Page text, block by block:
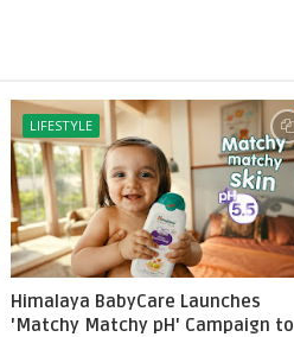
LIFESTYLE
Himalaya BabyCare Launches
'Matchy Matchy pH' Campaign to